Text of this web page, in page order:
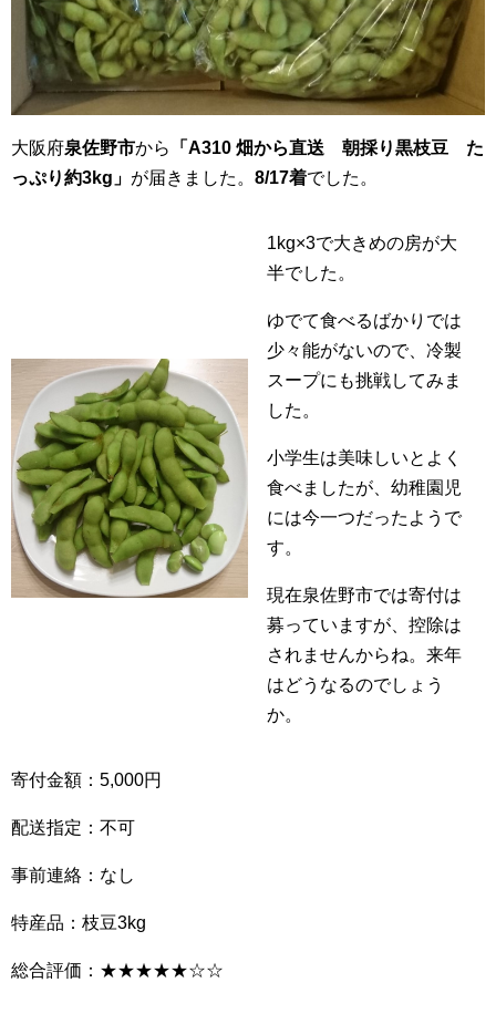
大阪府泉佐野市から
「A310 畑から直送 朝採り黒枝豆 た
っぷり約3kg」 が届きました。 8/17着でした。
1kg×3で大きめの房が大
半でした。
ゆでて食べるばかりでは
少々能がないので、冷製
スープにも挑戦してみま
した。
小学生は美味しいとよく
食べましたが、幼稚園児
には今一つだったようで
す。
現在泉佐野市では寄付は
募っていますが、控除は
されませんからね。来年
はどうなるのでしょう
か。
寄付金額：5,000円
配送指定：不可
事前連絡：なし
特産品：枝豆3kg
総合評価：★★★★★☆☆